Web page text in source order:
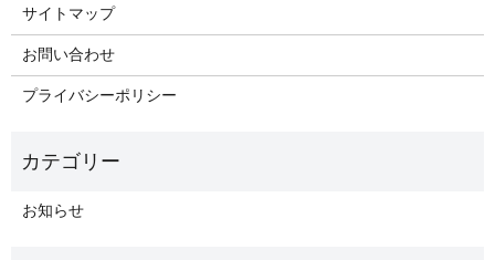
サイトマップ
お問い合わせ
プライバシーポリシー
お知らせ